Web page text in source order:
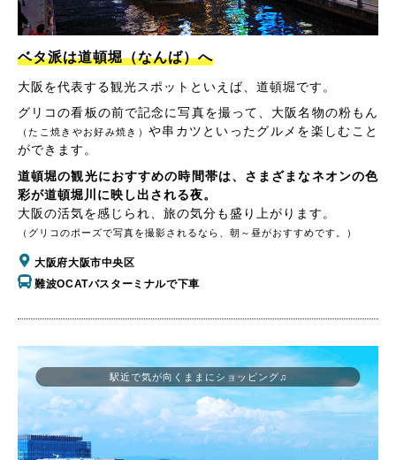
ベタ派は道頓堀（なんば）へ
大阪を代表する観光スポットといえば、道頓堀です。
グリコの看板の前で記念に写真を撮って、大阪名物の粉もん
（たこ焼きやお好み焼き） や串カツといったグルメを楽しむこと
ができます。
道頓堀の観光におすすめの時間帯は、さまざまなネオンの色
彩が道頓堀川に映し出される夜。
大阪の活気を感じられ、旅の気分も盛り上がります。
（グリコのポーズで写真を撮影されるなら、朝～昼がおすすめです。）
大阪府大阪市中央区
難波OCATバスターミナルで下車
駅近で気が向くままにショッピング♫